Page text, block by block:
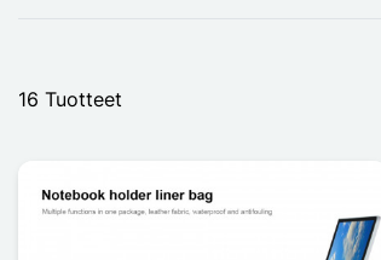
16 Tuotteet